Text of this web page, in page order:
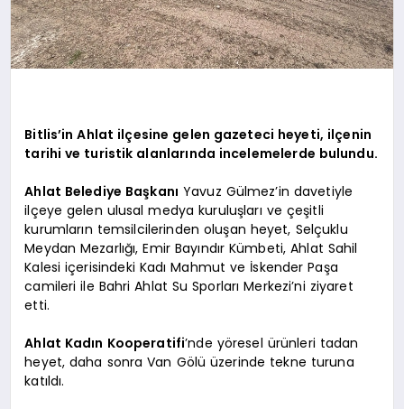
Bitlis’in Ahlat ilçesine gelen gazeteci heyeti, ilçenin
tarihi ve turistik alanlarında incelemelerde bulundu.
Ahlat Belediye Başkanı Yavuz Gülmez’in davetiyle
ilçeye gelen ulusal medya kuruluşları ve çeşitli
kurumların temsilcilerinden oluşan heyet, Selçuklu
Meydan Mezarlığı, Emir Bayındır Kümbeti, Ahlat Sahil
Kalesi içerisindeki Kadı Mahmut ve İskender Paşa
camileri ile Bahri Ahlat Su Sporları Merkezi’ni ziyaret
etti.
Ahlat Kadın Kooperatifi’nde yöresel ürünleri tadan
heyet, daha sonra Van Gölü üzerinde tekne turuna
katıldı.